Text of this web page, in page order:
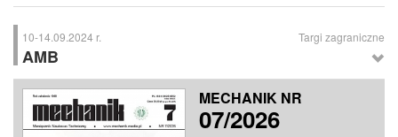
IMTS– Międzynarodowe Targi Technologii Produkcji, Chicago (USA)
10-14.09.2024 r. Targi zagraniczne
AMB
AMB– Targi Obróbki Metali, Stuttgart (Niemcy)
MECHANIK NR
07/2026